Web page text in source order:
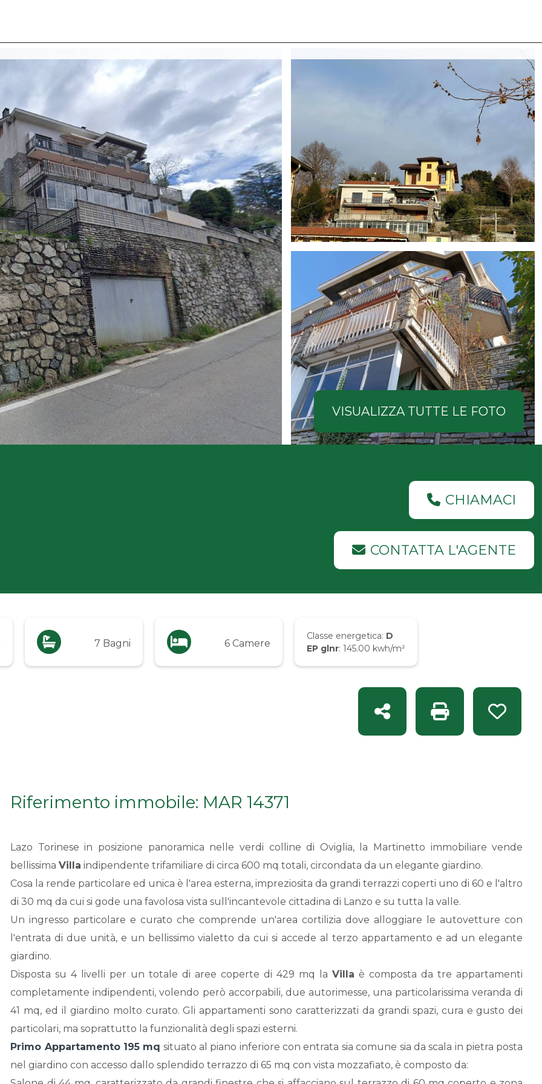
VISUALIZZA TUTTE LE FOTO
CHIAMACI
CONTATTA L'AGENTE
7 Bagni 6 Camere
Classe energetica: D
EP glnr: 145.00 kwh/m²
Stampa: Rif. MAR
Condividi
Riferimento immobile: MAR 14371
Lazo Torinese in posizione panoramica nelle verdi colline di Oviglia, la Martinetto immobiliare vende
bellissimaVilla indipendente trifamiliare di circa 600 mq totali, circondata da un elegante giardino.
Cosa la rende particolare ed unica è l'area esterna, impreziosita da grandi terrazzi coperti uno di 60 e l'altro
di 30 mq da cui si gode una favolosa vista sull'incantevole cittadina di Lanzo e su tutta la valle.
Un ingresso particolare e curato che comprende un'area cortilizia dove alloggiare le autovetture con
l'entrata di due unità, e un bellissimo vialetto da cui si accede al terzo appartamento e ad un elegante
giardino.
Disposta su 4 livelli per un totale di aree coperte di 429 mq laVilla è composta da tre appartamenti
completamente indipendenti, volendo però accorpabili, due autorimesse, una particolarissima veranda di
41 mq, ed il giardino molto curato. Gli appartamenti sono caratterizzati da grandi spazi, cura e gusto dei
particolari, ma soprattutto la funzionalità degli spazi esterni.
Primo Appartamento 195 mq situato al piano inferiore con entrata sia comune sia da scala in pietra posta
nel giardino con accesso dallo splendido terrazzo di 65 mq con vista mozzafiato, è composto da: